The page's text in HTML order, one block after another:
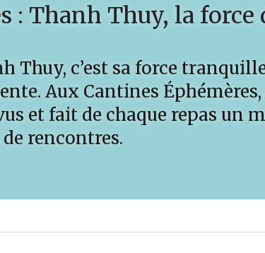
: Thanh Thuy, la force
Thuy, c’est sa force
Aux Cantines
et fait de chaque repas un
rencontres.